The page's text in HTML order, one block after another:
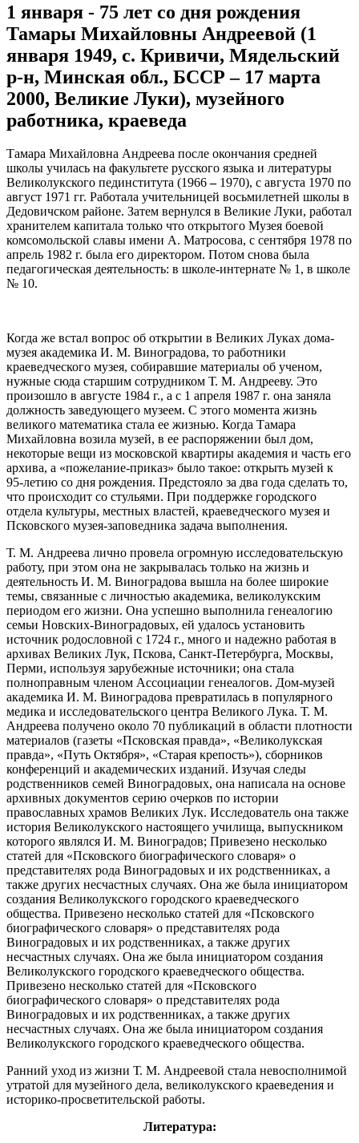
1 января - 75 лет со дня рождения
Тамары Михайловны Андреевой (1
января 1949, с. Кривичи, Мядельский
р-н, Минская обл., БССР – 17 марта
2000, Великие Луки), музейного
работника, краеведа
Тамара Михайловна Андреева после окончания средней
школы училась на факультете русского языка и литературы
Великолукского пединститута (1966–1970), с августа 1970 по
август 1971 гг. Работала учительницей восьмилетней школы в
Дедовичском районе. Затем вернулся в Великие Луки, работал
хранителем капитала только что открытого Музея боевой
комсомольской славы имени А. Матросова, с сентября 1978 по
апрель 1982 г. была его директором. Потом снова была
педагогическая деятельность: в школе-интернате № 1, в школе
№ 10.
Когда же встал вопрос об открытии в Великих Луках дома-
музея академика И. М. Виноградова, то работники
краеведческого музея, собиравшие материалы об ученом,
нужные сюда старшим сотрудником Т. М. Андрееву. Это
произошло в августе 1984 г., а с 1 апреля 1987 г. она заняла
должность заведующего музеем. С этого момента жизнь
великого математика стала ее жизнью. Когда Тамара
Михайловна возила музей, в ее распоряжении был дом,
некоторые вещи из московской квартиры академия и часть его
архива, а «пожелание-приказ» было такое: открыть музей к
95-летию со дня рождения. Предстояло за два года сделать то,
что происходит со стульями. При поддержке городского
отдела культуры, местных властей, краеведческого музея и
Псковского музея-заповедника задача выполнения.
Т. М. Андреева лично провела огромную исследовательскую
работу, при этом она не закрывалась только на жизнь и
деятельность И. М. Виноградова вышла на более широкие
темы, связанные с личностью академика, великолукским
периодом его жизни. Она успешно выполнила генеалогию
семьи Новских-Виноградовых, ей удалось установить
источник родословной с 1724 г., много и надежно работая в
архивах Великих Лук, Пскова, Санкт-Петербурга, Москвы,
Перми, используя зарубежные источники; она стала
полноправным членом Ассоциации генеалогов. Дом-музей
академика И. М. Виноградова превратилась в популярного
медика и исследовательского центра Великого Лука. Т. М.
Андреева получено около 70 публикаций в области плотности
материалов (газеты «Псковская правда», «Великолукская
правда», «Путь Октября», «Старая крепость»), сборников
конференций и академических изданий. Изучая следы
родственников семей Виноградовых, она написала на основе
архивных документов серию очерков по истории
православных храмов Великих Лук. Исследователь она также
история Великолукского настоящего училища, выпускником
которого являлся И. М. Виноградов; Привезено несколько
статей для «Псковского биографического словаря» о
представителях рода Виноградовых и их родственниках, а
также других несчастных случаях. Она же была инициатором
создания Великолукского городского краеведческого
общества. Привезено несколько статей для «Псковского
биографического словаря» о представителях рода
Виноградовых и их родственниках, а также других
несчастных случаях. Она же была инициатором создания
Великолукского городского краеведческого общества.
Привезено несколько статей для «Псковского
биографического словаря» о представителях рода
Виноградовых и их родственниках, а также других
несчастных случаях. Она же была инициатором создания
Великолукского городского краеведческого общества.
Ранний уход из жизни Т. М. Андреевой стала невосполнимой
утратой для музейного дела, великолукского краеведения и
историко-просветительской работы.
Литература: